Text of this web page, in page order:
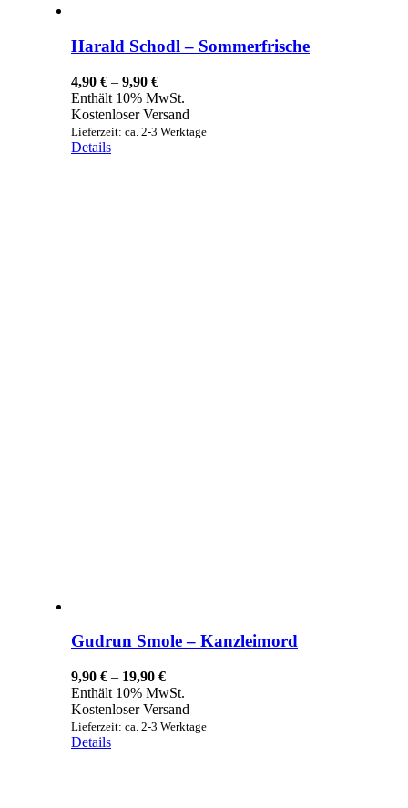
Harald Schodl – Sommerfrische
4,90 € – 9,90 €Preisspanne:
4,90 €
bis
9,90 €
Enthält 10% MwSt.
Kostenloser Versand
Lieferzeit: ca. 2-3 Werktage
Details
Gudrun Smole – Kanzleimord
9,90 € – 19,90 €Preisspanne:
9,90 €
bis
19,90 €
Enthält 10% MwSt.
Kostenloser Versand
Lieferzeit: ca. 2-3 Werktage
Details